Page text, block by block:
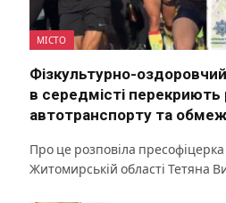
МІСТО
Фізкультурно-
в середмісті перекриють
автотранспорту та
Про це розповіла пресофіцерка
Житомирській області Тетяна